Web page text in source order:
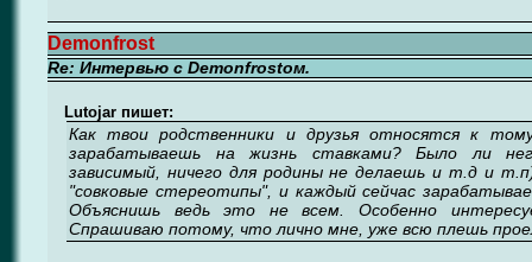
Demonfrost
Re: Интервью с Demonfrostом.
Lutojar пишет:
Как твои родственники и друзья относятся к
зарабатываешь на жизнь ставками? Было ли
зависимый, ничего для родины не делаешь и т.д и
"совковые стереотипы", и каждый сейчас
Объяснишь ведь это не всем. Особенно
Спрашиваю потому, что лично мне, уже всю плешь